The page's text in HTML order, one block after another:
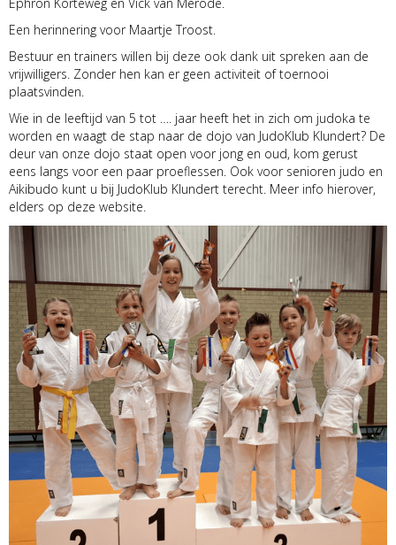
Een herinnering voor Maartje Troost.
Bestuur en trainers willen bij deze ook dank uit spreken aan de
vrijwilligers. Zonder hen kan er geen activiteit of toernooi
plaatsvinden.
Wie in de leeftijd van 5 tot …. jaar heeft het in zich om judoka te
worden en waagt de stap naar de dojo van JudoKlub Klundert? De
deur van onze dojo staat open voor jong en oud, kom gerust
eens langs voor een paar proeflessen. Ook voor senioren judo en
Aikibudo kunt u bij JudoKlub Klundert terecht. Meer info hierover,
elders op deze website.